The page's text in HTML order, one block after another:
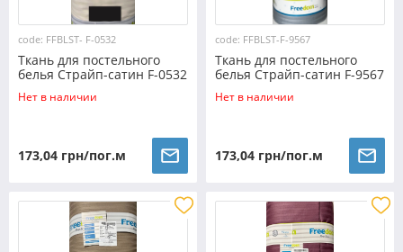
code: FFBLST- F-0532
Ткань для постельного
белья Страйп-сатин F-0532
(30м)
Нет в наличии
173,04 грн/пог.м
code: FFBLST-F-9567
Ткань для постельного
белья Страйп-сатин F-9567
(30м)
Нет в наличии
173,04 грн/пог.м